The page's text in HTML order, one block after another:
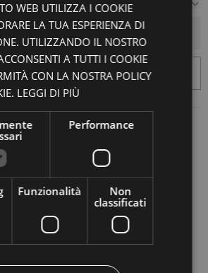
AGGIUNGI AL CARRELLO
WEB UTILIZZA I COOKIE
LA TUA ESPERIENZA DI
UTILIZZANDO IL NOSTRO
A TUTTI I COOKIE
CON LA NOSTRA POLICY
LEGGI DI PIÙ
Performance
Funzionalità
Non
classificati